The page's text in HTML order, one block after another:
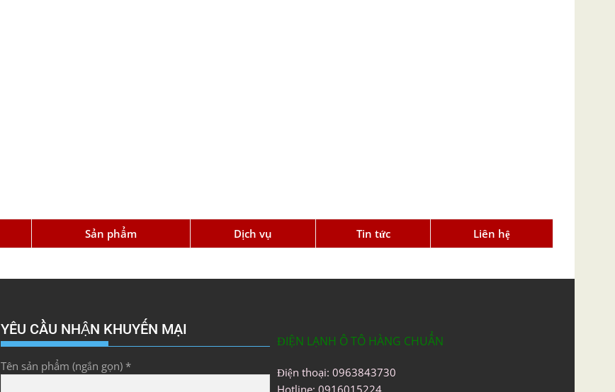
Sản phẩm Dịch vụ Tin tức Liên hệ
YÊU CẦU NHẬN KHUYẾN MẠI
Tên sản phẩm (ngắn gọn) *
ĐIỆN LẠNH Ô TÔ HÀNG CHUẨN
Điện thoại: 0963843730
Hotline: 0916015224